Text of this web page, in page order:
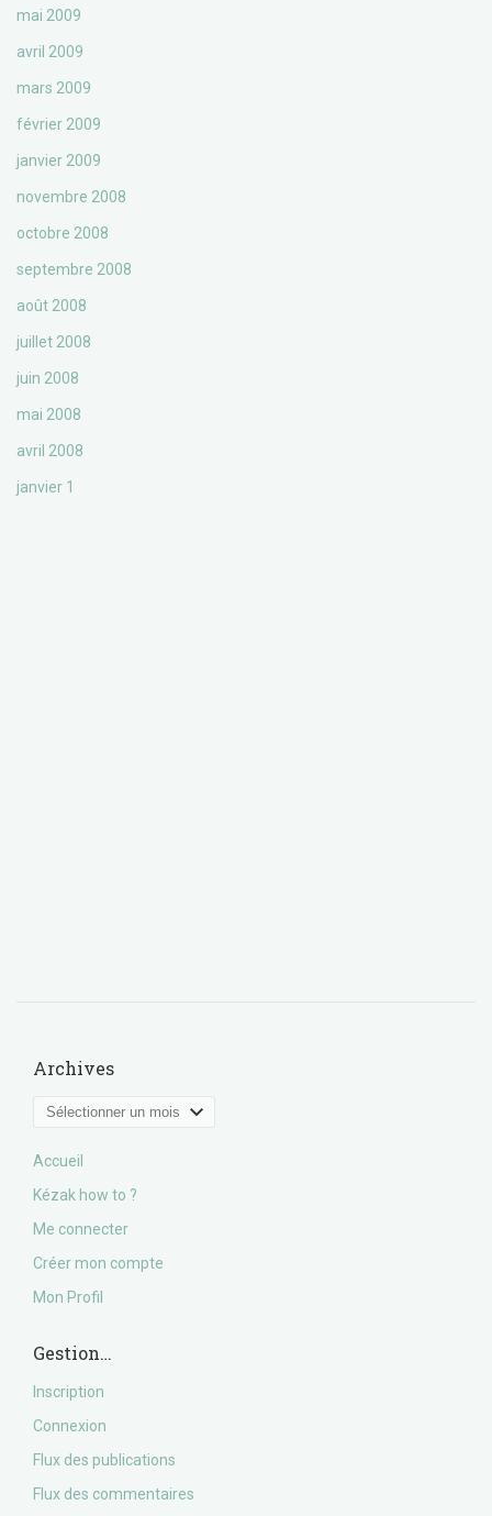
mai 2009
avril 2009
mars 2009
février 2009
janvier 2009
novembre 2008
octobre 2008
septembre 2008
août 2008
juillet 2008
juin 2008
mai 2008
avril 2008
janvier 1
Archives
Archives
Accueil
Kézak how to ?
Me connecter
Créer mon compte
Mon Profil
Gestion…
Inscription
Connexion
Flux des publications
Flux des commentaires